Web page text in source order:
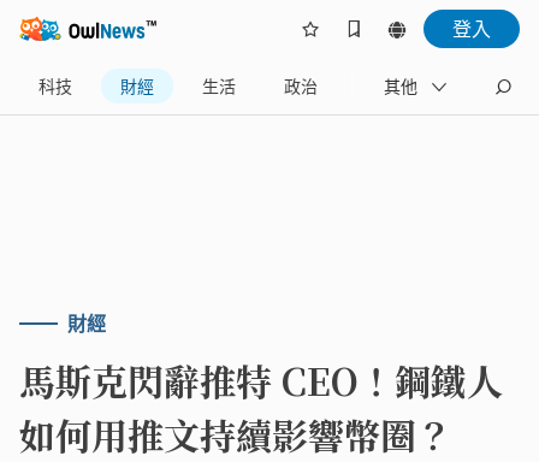
登入
科技 財經 生活 政治 旅遊
其他
財經
馬斯克閃辭推特 CEO！鋼鐵人
如何用推文持續影響幣圈？